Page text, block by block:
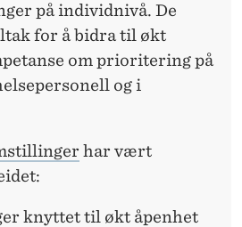
på individnivå. De
for å bidra til økt
om prioritering på
og i
har vært
knyttet til økt åpenhet